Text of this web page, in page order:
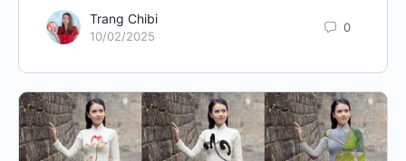
Trang Chibi
10/02/2025
0